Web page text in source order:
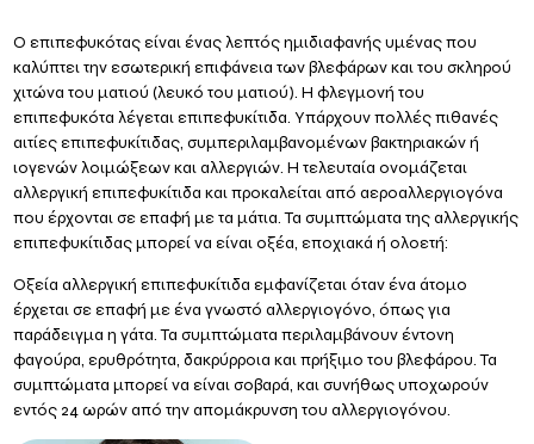
Ο επιπεφυκότας είναι ένας λεπτός ημιδιαφανής υμένας που
καλύπτει την εσωτερική επιφάνεια των βλεφάρων και του σκληρού
χιτώνα του ματιού (λευκό του ματιού). Η φλεγμονή του
επιπεφυκότα λέγεται επιπεφυκίτιδα. Υπάρχουν πολλές πιθανές
αιτίες επιπεφυκίτιδας, συμπεριλαμβανομένων βακτηριακών ή
ιογενών λοιμώξεων και αλλεργιών. Η τελευταία ονομάζεται
αλλεργική επιπεφυκίτιδα και προκαλείται από αεροαλλεργιογόνα
που έρχονται σε επαφή με τα μάτια. Τα συμπτώματα της αλλεργικής
επιπεφυκίτιδας μπορεί να είναι οξέα, εποχιακά ή ολοετή:
Οξεία αλλεργική επιπεφυκίτιδα εμφανίζεται όταν ένα άτομο
έρχεται σε επαφή με ένα γνωστό αλλεργιογόνο, όπως για
παράδειγμα η γάτα. Τα συμπτώματα περιλαμβάνουν έντονη
φαγούρα, ερυθρότητα, δακρύρροια και πρήξιμο του βλεφάρου. Τα
συμπτώματα μπορεί να είναι σοβαρά, και συνήθως υποχωρούν
εντός 24 ωρών από την απομάκρυνση του αλλεργιογόνου.